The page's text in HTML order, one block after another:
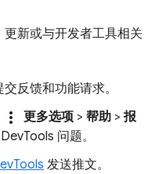
新或与开发者工具相关
反馈和功能请求。
more_vert 更多选项 > 帮助 > 报
问题。
发送推文。